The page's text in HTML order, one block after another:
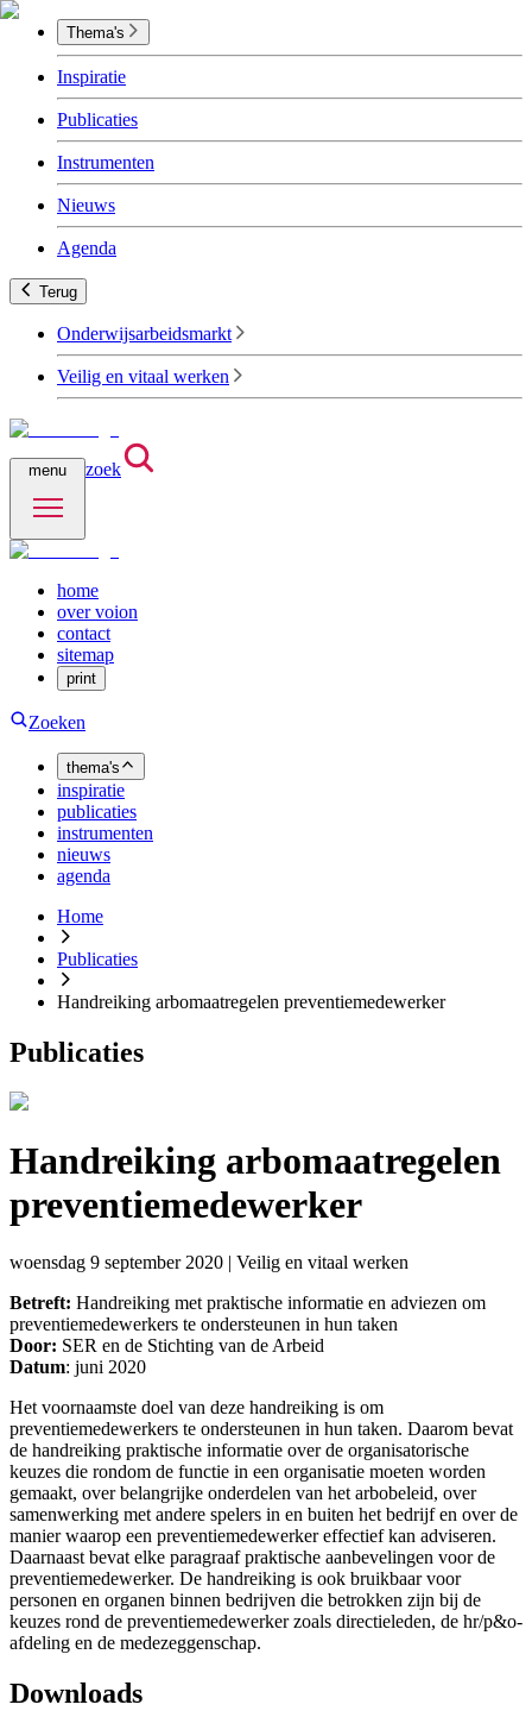
Thema's
Inspiratie
Publicaties
Instrumenten
Nieuws
Agenda
Terug
Onderwijsarbeidsmarkt
Veilig en vitaal werken
menu zoek
home
over voion
contact
sitemap
print
Zoeken
thema's
inspiratie
publicaties
instrumenten
nieuws
agenda
Home
Publicaties
Handreiking arbomaatregelen preventiemedewerker
Publicaties
Handreiking arbomaatregelen
preventiemedewerker
woensdag 9 september 2020 | Veilig en vitaal werken
Betreft: Handreiking met praktische informatie en adviezen om
preventiemedewerkers te ondersteunen in hun taken
Door: SER en de Stichting van de Arbeid
Datum: juni 2020
Het voornaamste doel van deze handreiking is om
preventiemedewerkers te ondersteunen in hun taken. Daarom bevat
de handreiking praktische informatie over de organisatorische
keuzes die rondom de functie in een organisatie moeten worden
gemaakt, over belangrijke onderdelen van het arbobeleid, over
samenwerking met andere spelers in en buiten het bedrijf en over de
manier waarop een preventiemedewerker effectief kan adviseren.
Daarnaast bevat elke paragraaf praktische aanbevelingen voor de
preventiemedewerker. De handreiking is ook bruikbaar voor
personen en organen binnen bedrijven die betrokken zijn bij de
keuzes rond de preventiemedewerker zoals directieleden, de hr/p&o-
afdeling en de medezeggenschap.
Downloads